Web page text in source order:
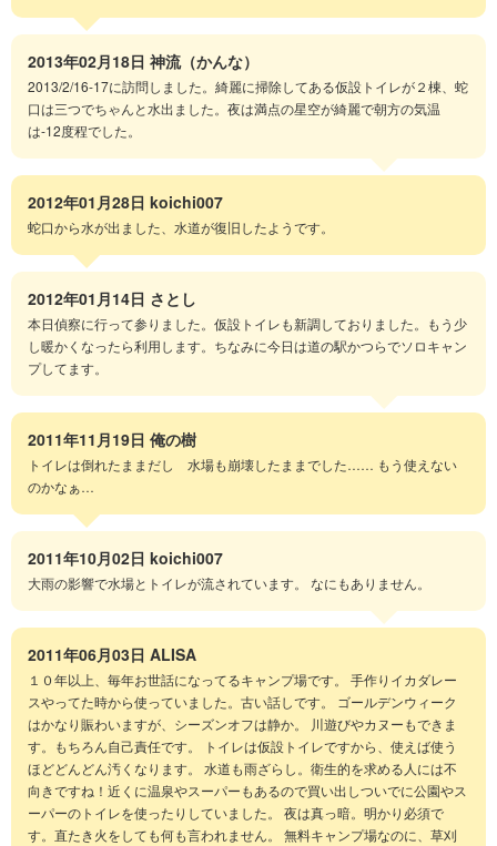
2013年02月18日 神流（かんな）
2013/2/16-17に訪問しました。綺麗に掃除してある仮設トイレが２棟、蛇
口は三つでちゃんと水出ました。夜は満点の星空が綺麗で朝方の気温
は-12度程でした。
2012年01月28日 koichi007
蛇口から水が出ました、水道が復旧したようです。
2012年01月14日 さとし
本日偵察に行って参りました。仮設トイレも新調しておりました。もう少
し暖かくなったら利用します。ちなみに今日は道の駅かつらでソロキャン
プしてます。
2011年11月19日 俺の樹
トイレは倒れたままだし 水場も崩壊したままでした…… もう使えない
のかなぁ…
2011年10月02日 koichi007
大雨の影響で水場とトイレが流されています。 なにもありません。
2011年06月03日 ALISA
１０年以上、毎年お世話になってるキャンプ場です。 手作りイカダレー
スやってた時から使っていました。古い話しです。 ゴールデンウィーク
はかなり賑わいますが、シーズンオフは静か。 川遊びやカヌーもできま
す。もちろん自己責任です。 トイレは仮設トイレですから、使えば使う
ほどどんどん汚くなります。 水道も雨ざらし。衛生的を求める人には不
向きですね！近くに温泉やスーパーもあるので買い出しついでに公園やス
ーパーのトイレを使ったりしていました。 夜は真っ暗。明かり必須で
す。直たき火をしても何も言われません。 無料キャンプ場なのに、草刈